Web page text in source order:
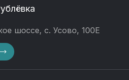
шоссе, с. Усово, 100Е